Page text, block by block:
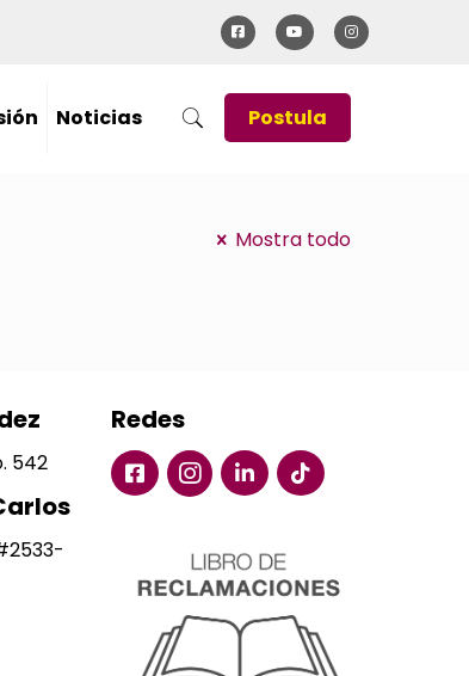
Noticias Postula
Mostra todo
542
Redes